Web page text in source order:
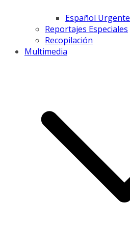
Español Urgente
Reportajes Especiales
Recopilación
Multimedia